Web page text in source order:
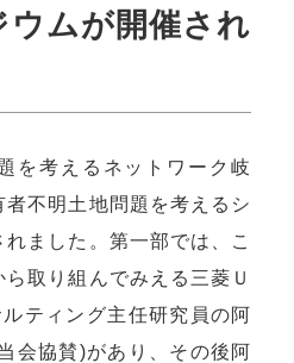
ウムが開催され
を考えるネットワーク岐
不明土地問題を考えるシ
ました。第一部では、こ
取り組んでみえる三菱Ｕ
ティング主任研究員の阿
会協賛)があり、その後阿